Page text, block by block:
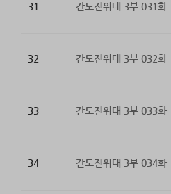
31 간도진위대 3부 031화
32 간도진위대 3부 032화
33 간도진위대 3부 033화
34 간도진위대 3부 034화